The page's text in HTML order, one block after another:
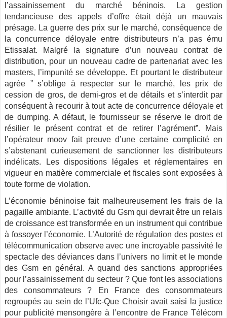
l’assainissement du marché béninois. La gestion
tendancieuse des appels d’offre était déjà un mauvais
présage. La guerre des prix sur le marché, conséquence de
la concurrence déloyale entre distributeurs n’a pas ému
Etissalat. Malgré la signature d’un nouveau contrat de
distribution, pour un nouveau cadre de partenariat avec les
masters, l’impunité se développe. Et pourtant le distributeur
agrée ” s’oblige à respecter sur le marché, les prix de
cession de gros, de demi-gros et de détails et s’interdit par
conséquent à recourir à tout acte de concurrence déloyale et
de dumping. A défaut, le fournisseur se réserve le droit de
résilier le présent contrat et de retirer l’agrément”. Mais
l’opérateur moov fait preuve d’une certaine complicité en
s’abstenant curieusement de sanctionner les distributeurs
indélicats. Les dispositions légales et réglementaires en
vigueur en matière commerciale et fiscales sont exposées à
toute forme de violation.
L’économie béninoise fait malheureusement les frais de la
pagaille ambiante. L’activité du Gsm qui devrait être un relais
de croissance est transformée en un instrument qui contribue
à fossoyer l’économie. L’Autorité de régulation des postes et
télécommunication observe avec une incroyable passivité le
spectacle des déviances dans l’univers no limit et le monde
des Gsm en général. A quand des sanctions appropriées
pour l’assainissement du secteur ? Que font les associations
des consommateurs ? En France des consommateurs
regroupés au sein de l’Ufc-Que Choisir avait saisi la justice
pour publicité mensongère à l’encontre de France Télécom